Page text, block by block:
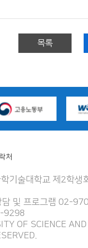
목록
처
기술대학교 제2학생
및 프로그램 02-
9298
OF SCIENCE AND